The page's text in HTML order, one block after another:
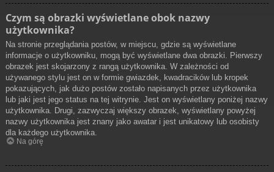
Czym są obrazki wyświetlane obok nazwy
użytkownika?
Na stronie przeglądania postów, w miejscu, gdzie są wyświetlane
informacje o użytkowniku, mogą być wyświetlane dwa obrazki. Pierwszy
obrazek jest skojarzony z rangą użytkownika. W zależności od
używanego stylu jest on w formie gwiazdek, kwadracików lub kropek
pokazujących, jak dużo postów zostało napisanych przez użytkownika
lub jaki jest jego status na tej witrynie. Jest on wyświetlany poniżej nazwy
użytkownika. Drugi, zazwyczaj większy obrazek, wyświetlany powyżej
nazwy użytkownika jest znany jako awatar i jest unikatowy lub osobisty
dla każdego użytkownika.
Na górę